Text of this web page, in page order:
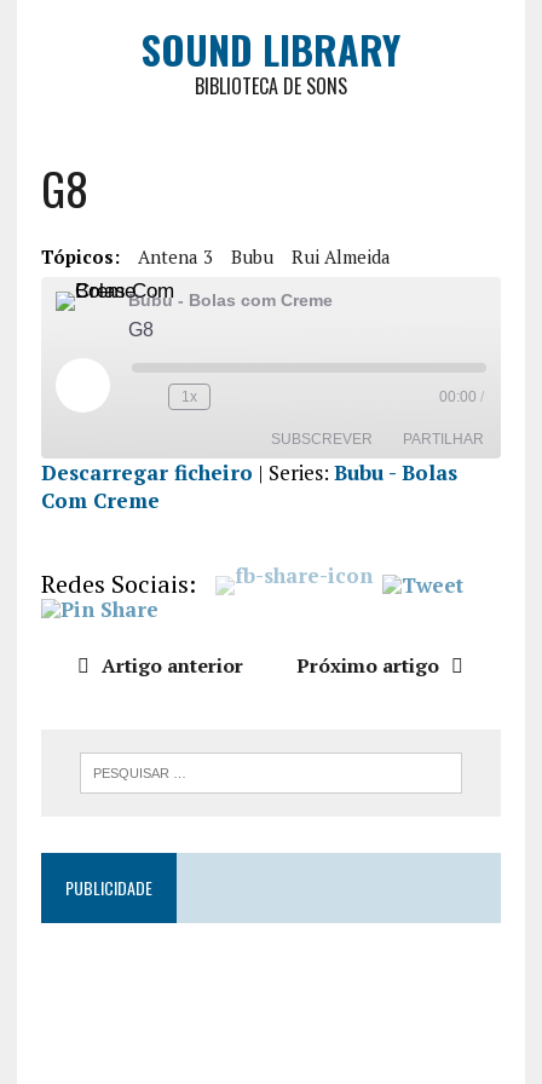
SOUND LIBRARY
BIBLIOTECA DE SONS
G8
Tópicos: Antena 3 Bubu Rui Almeida
Bubu - Bolas com Creme
G8
1x 00:00 /
SUBSCREVER PARTILHAR
PARTILHA
INCORPO
RAR
Descarregar ficheiro | Series: Bubu - Bolas
Com Creme
Redes Sociais:
Artigo anterior Próximo artigo
PUBLICIDADE